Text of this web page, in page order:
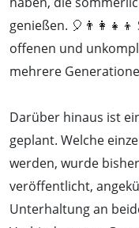
genießen.
offenen und
mehrere
Darüber hinaus ist
geplant. Welche
werden, wurde
veröffentlicht,
Unterhaltung an